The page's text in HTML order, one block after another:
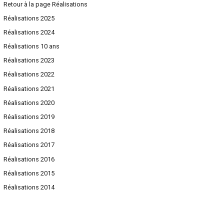
s
e
r
:
Retour à la page Réalisations
Réalisations 2025
Réalisations 2024
Réalisations 10 ans
Réalisations 2023
Réalisations 2022
Réalisations 2021
Réalisations 2020
Réalisations 2019
Réalisations 2018
Réalisations 2017
Réalisations 2016
Réalisations 2015
Réalisations 2014